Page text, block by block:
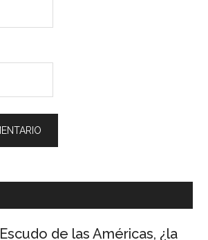
Escudo de las Américas, ¿la